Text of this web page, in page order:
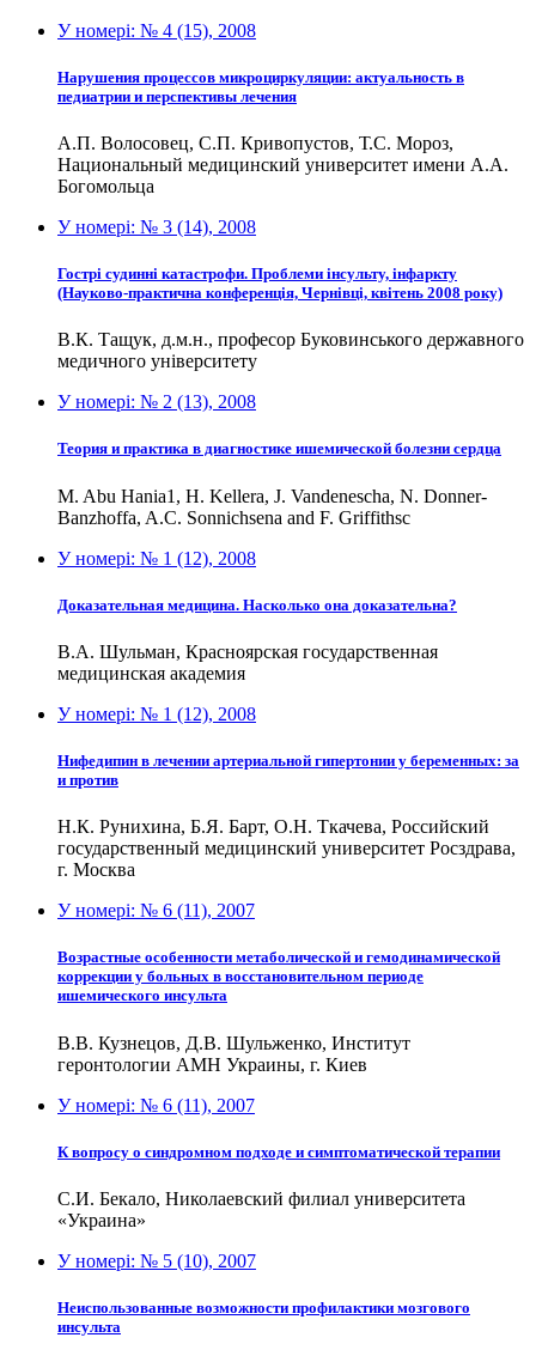
У номері: № 4 (15), 2008
Нарушения процессов микроциркуляции: актуальность в
педиатрии и перспективы лечения
А.П. Волосовец, С.П. Кривопустов, Т.С. Мороз,
Национальный медицинский университет имени А.А.
Богомольца
У номері: № 3 (14), 2008
Гострі судинні катастрофи. Проблеми інсульту, інфаркту
(Науково-практична конференція, Чернівці, квітень 2008 року)
В.К. Тащук, д.м.н., професор Буковинського державного
медичного університету
У номері: № 2 (13), 2008
Теория и практика в диагностике ишемической болезни сердца
M. Abu Hania1, H. Kellera, J. Vandenescha, N. Donner-
Banzhoffa, A.C. Sonnichsena and F. Griffithsc
У номері: № 1 (12), 2008
Доказательная медицина. Насколько она доказательна?
В.А. Шульман, Красноярская государственная
медицинская академия
У номері: № 1 (12), 2008
Нифедипин в лечении артериальной гипертонии у беременных: за
и против
Н.К. Рунихина, Б.Я. Барт, О.Н. Ткачева, Российский
государственный медицинский университет Росздрава,
г. Москва
У номері: № 6 (11), 2007
Возрастные особенности метаболической и гемодинамической
коррекции у больных в восстановительном периоде
ишемического инсульта
В.В. Кузнецов, Д.В. Шульженко, Институт
геронтологии АМН Украины, г. Киев
У номері: № 6 (11), 2007
К вопросу о синдромном подходе и симптоматической терапии
С.И. Бекало, Николаевский филиал университета
«Украина»
У номері: № 5 (10), 2007
Неиспользованные возможности профилактики мозгового
инсульта